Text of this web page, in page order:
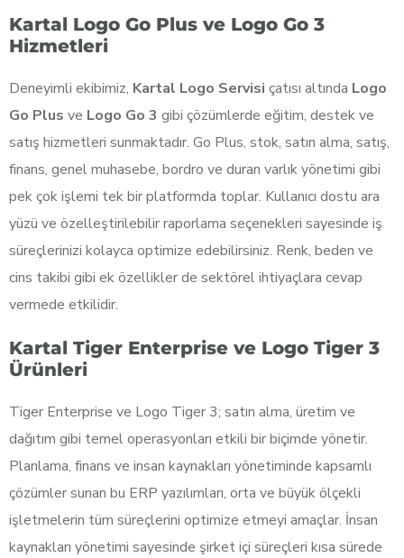
Kartal Logo Go Plus ve Logo Go 3
Hizmetleri
Deneyimli ekibimiz, Kartal Logo Servisi çatısı altında Logo
Go Plus ve Logo Go 3 gibi çözümlerde eğitim, destek ve
satış hizmetleri sunmaktadır. Go Plus, stok, satın alma, satış,
finans, genel muhasebe, bordro ve duran varlık yönetimi gibi
pek çok işlemi tek bir platformda toplar. Kullanıcı dostu ara
yüzü ve özelleştirilebilir raporlama seçenekleri sayesinde iş
süreçlerinizi kolayca optimize edebilirsiniz. Renk, beden ve
cins takibi gibi ek özellikler de sektörel ihtiyaçlara cevap
vermede etkilidir.
Kartal Tiger Enterprise ve Logo Tiger 3
Ürünleri
Tiger Enterprise ve Logo Tiger 3; satın alma, üretim ve
dağıtım gibi temel operasyonları etkili bir biçimde yönetir.
Planlama, finans ve insan kaynakları yönetiminde kapsamlı
çözümler sunan bu ERP yazılımları, orta ve büyük ölçekli
işletmelerin tüm süreçlerini optimize etmeyi amaçlar. İnsan
kaynakları yönetimi sayesinde şirket içi süreçleri kısa sürede